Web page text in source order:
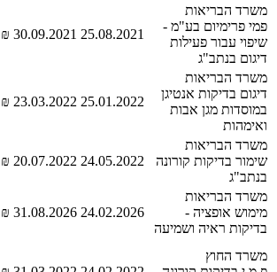
משרד הבריאות
פמי פרימיום בע"מ -
שיפוי עבור פעילות
דיגום בנתב"ג
25.08.2021
30.09.2021
₪ 228,735
משרד הבריאות
דיגום בדיקות אנטיגן
במוסדות מגן אבות
ואימהות
25.01.2022
23.03.2022
₪ 2,706,210
משרד הבריאות
שימור בדיקות קורונה
בנתב"ג
24.05.2022
20.07.2022
₪ 6,247,800
משרד הבריאות
מימוש אופציה -
בדיקות ראיה ושמיעה
24.02.2026
31.08.2026
₪ 2,707,910
משרד החוץ